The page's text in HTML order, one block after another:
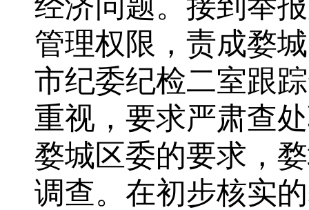
管理权限，责成婺
市纪委纪检二室跟
重视，要求严肃查
婺城区委的要求，
调查。在初步核实